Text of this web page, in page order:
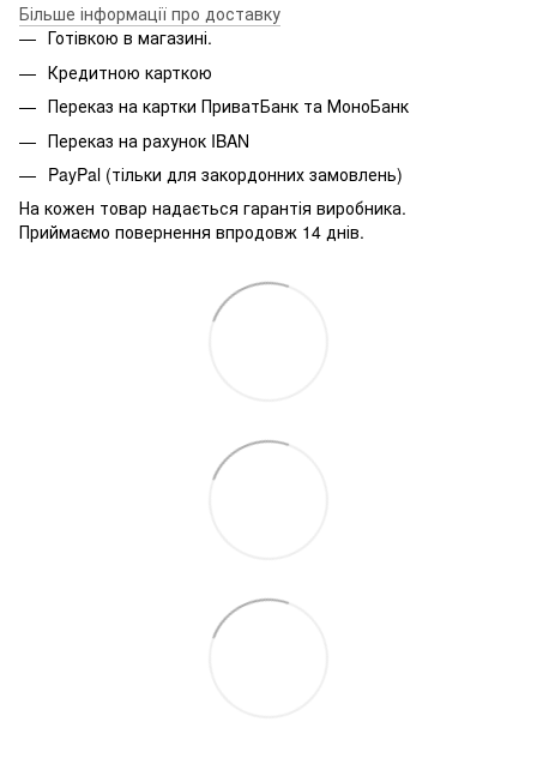
Більше інформації про доставку
Готівкою в магазині.
Кредитною карткою
Переказ на картки ПриватБанк та МоноБанк
Переказ на рахунок IBAN
PayPal (тільки для закордонних замовлень)
На кожен товар надається гарантія виробника.
Приймаємо повернення впродовж 14 днів.